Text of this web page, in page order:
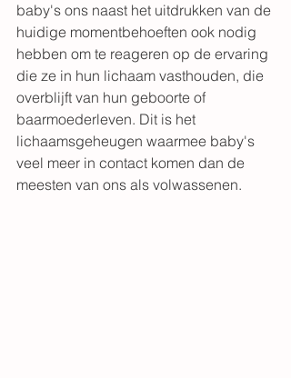
baby's ons naast het uitdrukken van de
huidige momentbehoeften ook nodig
hebben om te reageren op de ervaring
die ze in hun lichaam vasthouden, die
overblijft van hun geboorte of
baarmoederleven. Dit is het
lichaamsgeheugen waarmee baby's
veel meer in contact komen dan de
meesten van ons als volwassenen.